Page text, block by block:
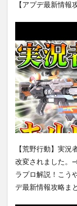
【アプデ最新情報
【荒野行動】実況
改変されました。
ラプロ解説！こう
デ最新情報攻略ま